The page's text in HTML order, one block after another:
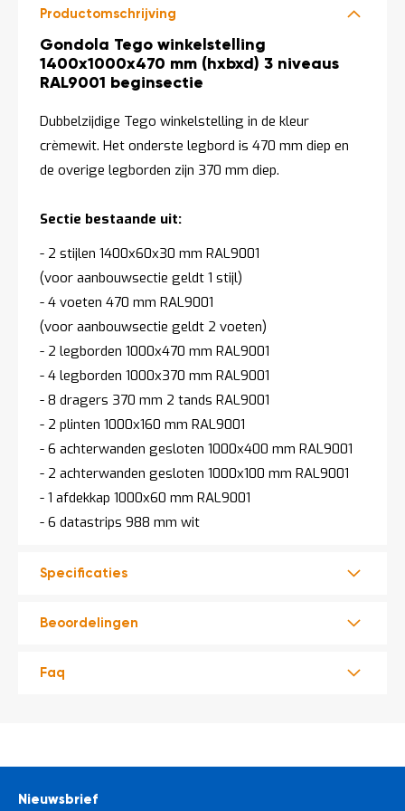
t
Mijn
account
Productomschrijving
Productomschrijving
Gondola Tego winkelstelling
1400x1000x470 mm (hxbxd) 3 niveaus
RAL9001 beginsectie
Dubbelzijdige Tego winkelstelling in de kleur
crèmewit. Het onderste legbord is 470 mm diep en
de overige legborden zijn 370 mm diep.
Sectie bestaande uit:
- 2 stijlen 1400x60x30 mm RAL9001
(voor aanbouwsectie geldt 1 stijl)
- 4 voeten 470 mm RAL9001
(voor aanbouwsectie geldt 2 voeten)
- 2 legborden 1000x470 mm RAL9001
- 4 legborden 1000x370 mm RAL9001
- 8 dragers 370 mm 2 tands RAL9001
- 2 plinten 1000x160 mm RAL9001
- 6 achterwanden gesloten 1000x400 mm RAL9001
- 2 achterwanden gesloten 1000x100 mm RAL9001
- 1 afdekkap 1000x60 mm RAL9001
- 6 datastrips 988 mm wit
Specificaties
Beoordelingen
Faq
Nieuwsbrief